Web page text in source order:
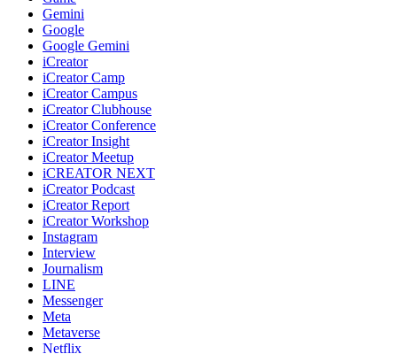
Gemini
Google
Google Gemini
iCreator
iCreator Camp
iCreator Campus
iCreator Clubhouse
iCreator Conference
iCreator Insight
iCreator Meetup
iCREATOR NEXT
iCreator Podcast
iCreator Report
iCreator Workshop
Instagram
Interview
Journalism
LINE
Messenger
Meta
Metaverse
Netflix